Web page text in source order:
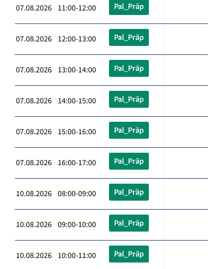
07.08.2026 11:00-12:00 Pal_Präp
07.08.2026 12:00-13:00 Pal_Präp
07.08.2026 13:00-14:00 Pal_Präp
07.08.2026 14:00-15:00 Pal_Präp
07.08.2026 15:00-16:00 Pal_Präp
07.08.2026 16:00-17:00 Pal_Präp
10.08.2026 08:00-09:00 Pal_Präp
10.08.2026 09:00-10:00 Pal_Präp
10.08.2026 10:00-11:00 Pal_Präp